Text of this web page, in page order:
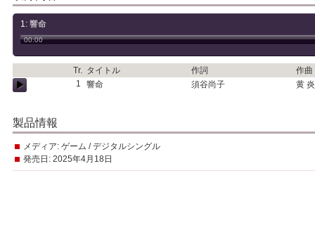
00:00
1: 響命
Tr. タイトル 作詞
作曲
1
響命 須谷尚子 黄
製品情報
メディア: ゲーム / デジタルシングル
発売日: 2025年4月18日